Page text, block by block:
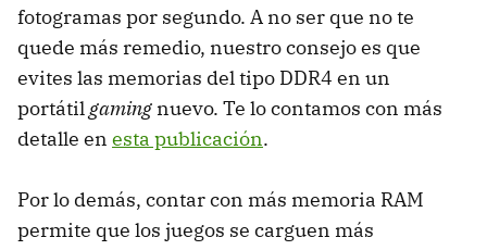
fotogramas por segundo. A no ser que no te
quede más remedio, nuestro consejo es que
evites las memorias del tipo DDR4 en un
portátilgaming nuevo. Te lo contamos con más
detalle en esta publicación.
Por lo demás, contar con más memoria RAM
permite que los juegos se carguen más